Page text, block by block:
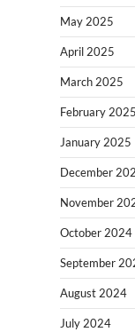
May 2025
April 2025
March 2025
February 2025
January 2025
December
November
October 2024
September
August 2024
July 2024